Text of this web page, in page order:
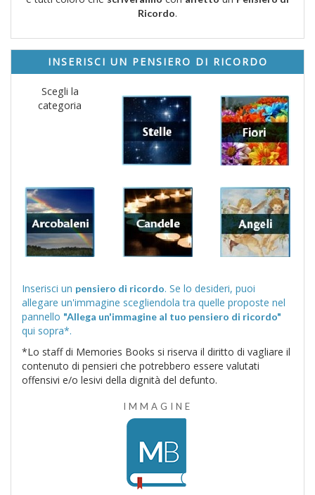
Ricordo.
INSERISCI UN PENSIERO DI RICORDO
Scegli la
categoria
Inserisci un pensiero di ricordo. Se lo desideri, puoi
allegare un'immagine scegliendola tra quelle proposte nel
pannello "Allega un'immagine al tuo pensiero di ricordo"
qui sopra*.
*Lo staff di Memories Books si riserva il diritto di vagliare il
contenuto di pensieri che potrebbero essere valutati
offensivi e/o lesivi della dignità del defunto.
IMMAGINE